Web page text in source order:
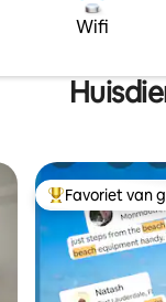
Wifi
Topfavoriet
Favoriet van